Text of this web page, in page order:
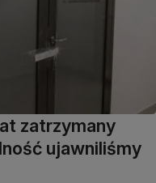
zatrzymany
ujawniliśmy